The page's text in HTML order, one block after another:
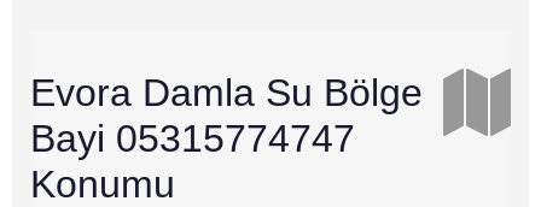
Evora Damla Su Bölge
Bayi 05315774747
Konumu